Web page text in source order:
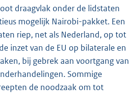
draagvlak onder de lidstaten
mogelijk Nairobi-pakket. Een
riep, net als Nederland, op tot
inzet van de EU op bilaterale en
bij gebrek aan voortgang van
Sommige
de noodzaak om tot